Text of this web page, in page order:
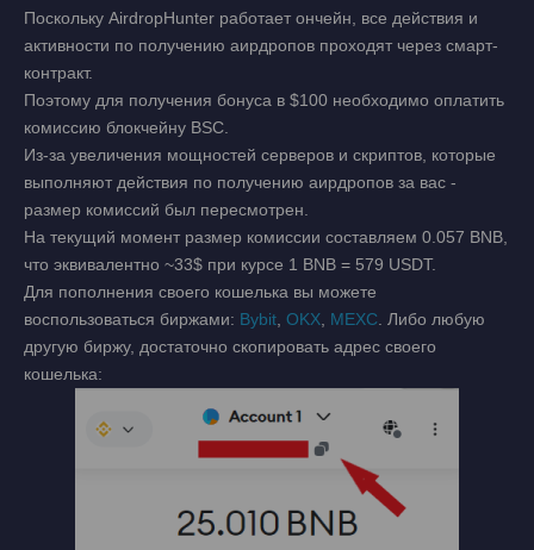
Поскольку AirdropHunter работает ончейн, все действия и
активности по получению аирдропов проходят через смарт-
контракт.
Поэтому для получения бонуса в $100 необходимо оплатить
комиссию блокчейну BSC.
Из-за увеличения мощностей серверов и скриптов, которые
выполняют действия по получению аирдропов за вас -
размер комиссий был пересмотрен.
На текущий момент размер комиссии составляем 0.057 BNB,
что эквивалентно ~33$ при курсе 1 BNB = 579 USDT.
Для пополнения своего кошелька вы можете
воспользоваться биржами: Bybit OKX MEXC . Либо любую
другую биржу, достаточно скопировать адрес своего
кошелька: